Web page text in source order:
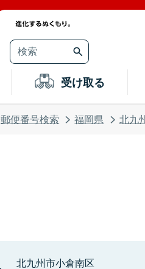
受け取る
郵便番号検索 福岡県 北九
北九州市小倉南区